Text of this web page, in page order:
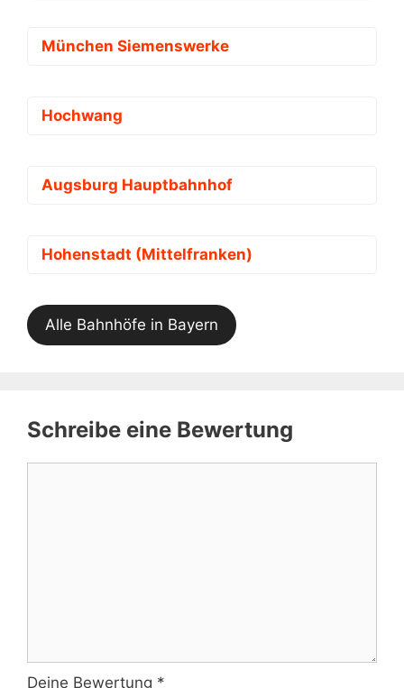
München Siemenswerke
Hochwang
Augsburg Hauptbahnhof
Hohenstadt (Mittelfranken)
Alle Bahnhöfe in Bayern
Schreibe eine Bewertung
Deine Bewertung *